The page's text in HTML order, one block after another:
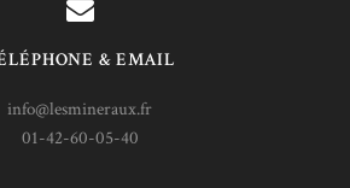
& EMAIL
info@lesmineraux.fr
01-42-60-05-40